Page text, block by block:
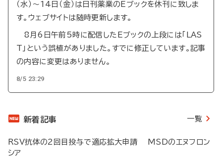
（水）～14日（金）は日刊薬業のEブックを休刊に致しま
す。ウェブサイトは随時更新します。
8月6日午前5時に配信したEブックの上段には「LAS
T」という誤植がありました。すでに修正しています。記事
の内容に変更はありません。
8/5 23:29
新着記事 一覧
RSV抗体の2回目投与で適応拡大申請 MSDのエヌフロン
シア